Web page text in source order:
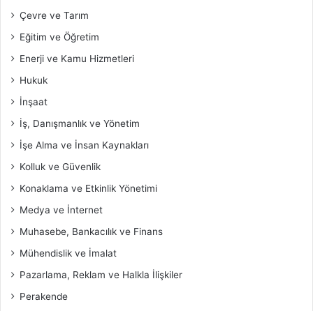
Çevre ve Tarım
Eğitim ve Öğretim
Enerji ve Kamu Hizmetleri
Hukuk
İnşaat
İş, Danışmanlık ve Yönetim
İşe Alma ve İnsan Kaynakları
Kolluk ve Güvenlik
Konaklama ve Etkinlik Yönetimi
Medya ve İnternet
Muhasebe, Bankacılık ve Finans
Mühendislik ve İmalat
Pazarlama, Reklam ve Halkla İlişkiler
Perakende